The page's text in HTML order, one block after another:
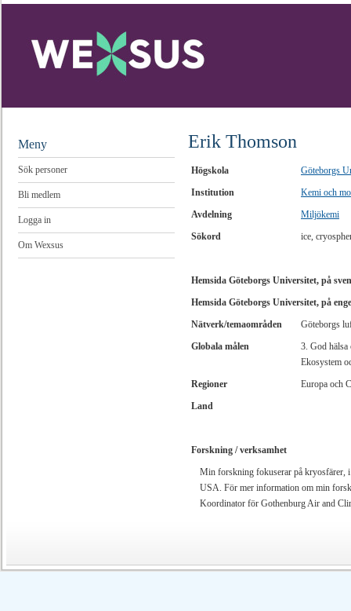
Meny
Sök personer
Bli medlem
Logga in
Om Wexsus
Erik Thomson
Högskola
Göteborgs
Institution
Kemi och
Avdelning
Miljökemi
Sökord
ice,
Hemsida Göteborgs Universitet, på
Hemsida Göteborgs Universitet, på
Nätverk/temaområden
Göteborgs
Globala målen
3. God
Ekosystem
Regioner
Europa och
Land
Forskning / verksamhet
Min forskning fokuserar på kryosfärer,
USA. För mer information om min
Koordinator för Gothenburg Air and